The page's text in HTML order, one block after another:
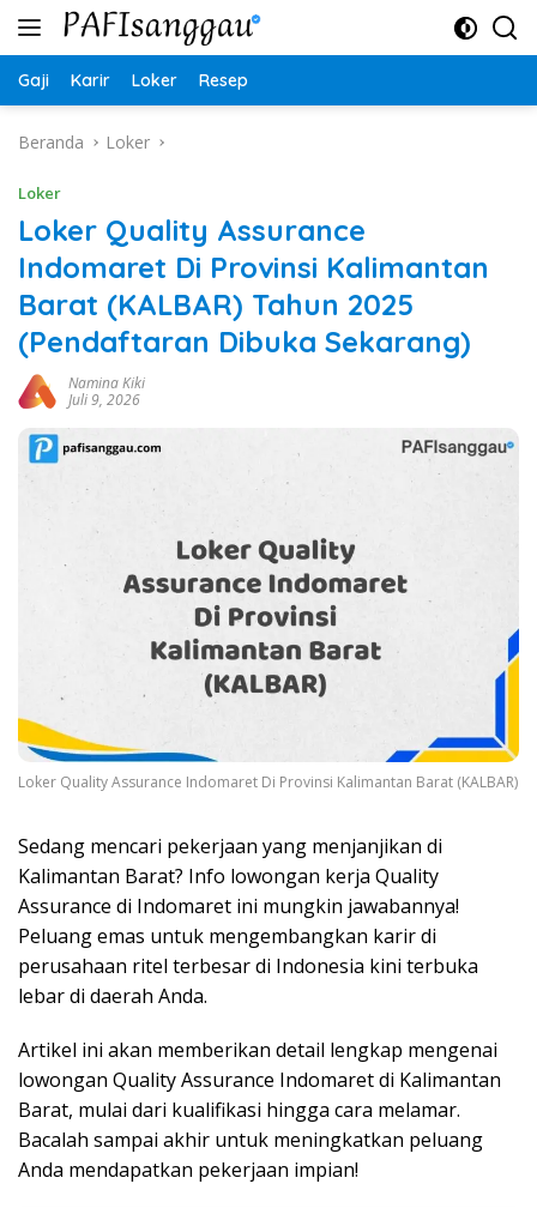
Langsung
Gaji Karir Loker Resep
Beranda Loker
Loker
Loker Quality Assurance
Indomaret Di Provinsi Kalimantan
Barat (KALBAR) Tahun 2025
(Pendaftaran Dibuka Sekarang)
Namina Kiki
Juli 9, 2026
Loker Quality Assurance Indomaret Di Provinsi Kalimantan Barat (KALBAR)
Sedang mencari pekerjaan yang menjanjikan di
Kalimantan Barat? Info lowongan kerja Quality
Assurance di Indomaret ini mungkin jawabannya!
Peluang emas untuk mengembangkan karir di
perusahaan ritel terbesar di Indonesia kini terbuka
lebar di daerah Anda.
Artikel ini akan memberikan detail lengkap mengenai
lowongan Quality Assurance Indomaret di Kalimantan
Barat, mulai dari kualifikasi hingga cara melamar.
Bacalah sampai akhir untuk meningkatkan peluang
Anda mendapatkan pekerjaan impian!